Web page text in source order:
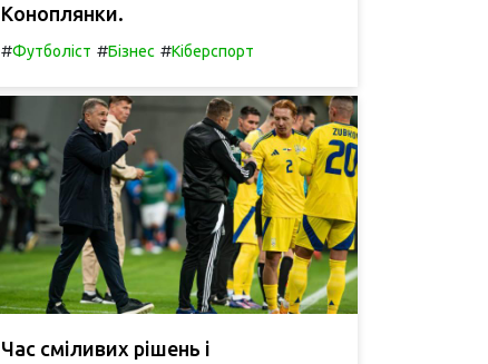
Коноплянки.
#Футболіст #Бізнес #Кіберспорт
Час сміливих рішень і